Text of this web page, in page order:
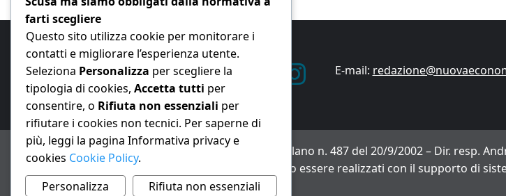
E-mail:
ANNO XXIII – Testata giornalistica reg. Trib. Milano n. 487 del 20/9/2002 – Dir. resp.
Avviso IA: alcuni articoli di questo sito possono essere realizzati con il supporto di
Informativa privacy e cookie
farti scegliere
Questo sito utilizza cookie per monitorare i
contatti e migliorare l’esperienza utente.
Seleziona Personalizza per scegliere la
tipologia di cookies, Accetta tutti per
consentire, o Rifiuta non essenziali per
rifiutare i cookies non tecnici. Per saperne di
più, leggi la pagina Informativa privacy e
cookies Cookie Policy.
Personalizza
Rifiuta non essenziali